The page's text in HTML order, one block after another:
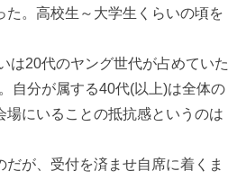
。高校生～大学生くらいの頃を
は20代のヤング世代が占めていた
自分が属する40代(以上)は全体の
にいることの抵抗感というのは
が、受付を済ませ自席に着くま